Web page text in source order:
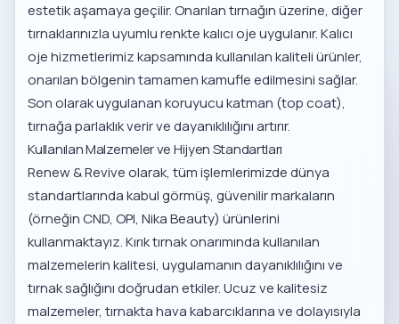
estetik aşamaya geçilir. Onarılan tırnağın üzerine, diğer
tırnaklarınızla uyumlu renkte kalıcı oje uygulanır.Kalıcı
oje hizmetlerimizkapsamında kullanılan kaliteli ürünler,
onarılan bölgenin tamamen kamufle edilmesini sağlar.
Son olarak uygulanan koruyucu katman (top coat),
tırnağa parlaklık verir ve dayanıklılığını artırır.
Kullanılan Malzemeler ve Hijyen Standartları
Renew & Revive olarak, tüm işlemlerimizde dünya
standartlarında kabul görmüş, güvenilir markaların
(örneğin CND, OPI, Nika Beauty) ürünlerini
kullanmaktayız. Kırık tırnak onarımında kullanılan
malzemelerin kalitesi, uygulamanın dayanıklılığını ve
tırnak sağlığını doğrudan etkiler. Ucuz ve kalitesiz
malzemeler, tırnakta hava kabarcıklarına ve dolayısıyla